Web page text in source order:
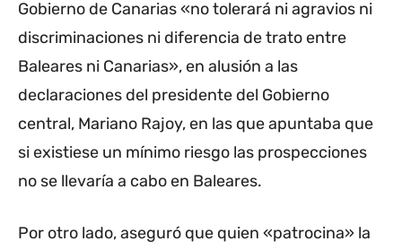
Gobierno de Canarias «no tolerará ni agravios ni
discriminaciones ni diferencia de trato entre
Baleares ni Canarias», en alusión a las
declaraciones del presidente del Gobierno
central, Mariano Rajoy, en las que apuntaba que
si existiese un mínimo riesgo las prospecciones
no se llevaría a cabo en Baleares.
Por otro lado, aseguró que quien «patrocina» la